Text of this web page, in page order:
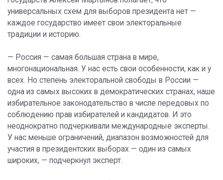
универсальных схем для выборов президента нет —
каждое государство имеет свои электоральные
традиции и историю.
— Россия — самая большая страна в мире,
многонациональная. У нас есть свои особенности, как и у
всех. Но степень электоральной свободы в России —
одна из самых высоких в демократических странах, наше
избирательное законодательство в числе передовых по
соблюдению прав избирателей и кандидатов. И это
неоднократно подчеркивали международные эксперты.
У нас меньше ограничений, диапазон возможностей для
участия в президентских выборах — один из самых
широких, — подчеркнул эксперт.